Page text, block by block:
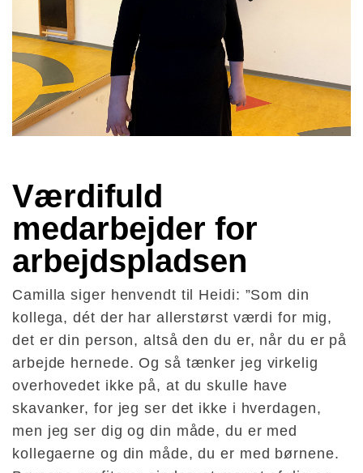
Værdifuld
medarbejder for
arbejdspladsen
Camilla siger henvendt til Heidi: ”Som din
kollega, dét der har allerstørst værdi for mig,
det er din person, altså den du er, når du er på
arbejde hernede. Og så tænker jeg virkelig
overhovedet ikke på, at du skulle have
skavanker, for jeg ser det ikke i hverdagen,
men jeg ser dig og din måde, du er med
kollegaerne og din måde, du er med børnene.